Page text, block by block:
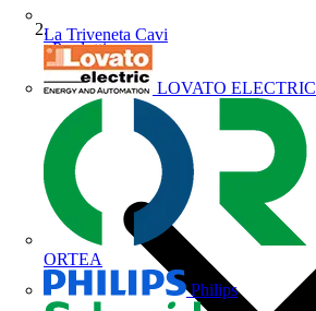
La Triveneta Cavi
LOVATO ELECTRIC
ORTEA
Philips
Prodotti